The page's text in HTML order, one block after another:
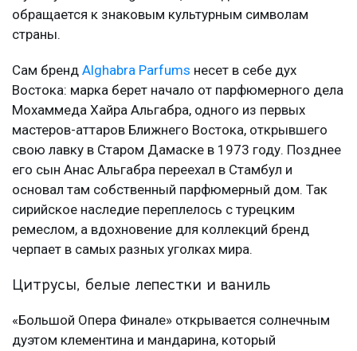
обращается к знаковым культурным символам
страны.
Сам бренд Alghabra Parfums несет в себе дух
Востока: марка берет начало от парфюмерного дела
Мохаммеда Хайра Альгабра, одного из первых
мастеров-аттаров Ближнего Востока, открывшего
свою лавку в Старом Дамаске в 1973 году. Позднее
его сын Анас Альгабра переехал в Стамбул и
основал там собственный парфюмерный дом. Так
сирийское наследие переплелось с турецким
ремеслом, а вдохновение для коллекций бренд
черпает в самых разных уголках мира.
Цитрусы, белые лепестки и ваниль
«Большой Опера Финале» открывается солнечным
дуэтом клементина и мандарина, который